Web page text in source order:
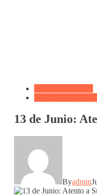
13 de Junio:
Byadmin